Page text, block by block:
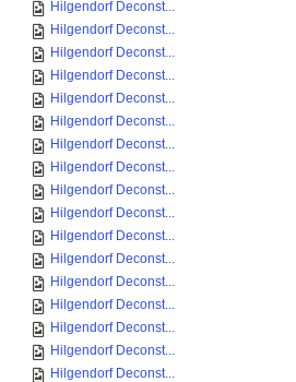
Hilgendorf Deconst...
Hilgendorf Deconst...
Hilgendorf Deconst...
Hilgendorf Deconst...
Hilgendorf Deconst...
Hilgendorf Deconst...
Hilgendorf Deconst...
Hilgendorf Deconst...
Hilgendorf Deconst...
Hilgendorf Deconst...
Hilgendorf Deconst...
Hilgendorf Deconst...
Hilgendorf Deconst...
Hilgendorf Deconst...
Hilgendorf Deconst...
Hilgendorf Deconst...
Hilgendorf Deconst...